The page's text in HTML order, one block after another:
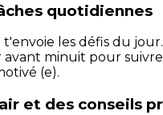
quotidiennes
t'envoie les défis du
avant minuit pour
(e).
et des conseils